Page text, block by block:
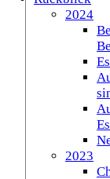
2024
2023